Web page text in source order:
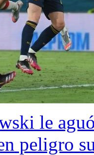
le
peligro